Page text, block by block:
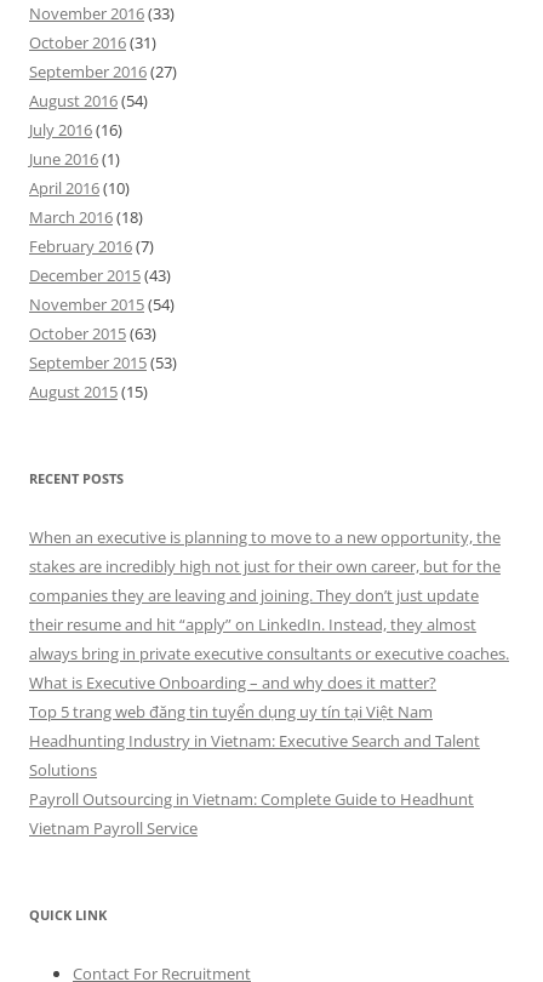
November 2016(33)
October 2016(31)
September 2016(27)
August 2016(54)
July 2016(16)
June 2016(1)
April 2016(10)
March 2016(18)
February 2016(7)
December 2015(43)
November 2015(54)
October 2015(63)
September 2015(53)
August 2015(15)
RECENT POSTS
When an executive is planning to move to a new opportunity, the
stakes are incredibly high not just for their own career, but for the
companies they are leaving and joining. They don’t just update
their resume and hit “apply” on LinkedIn. Instead, they almost
always bring in private executive consultants or executive coaches.
What is Executive Onboarding – and why does it matter?
Top 5 trang web đăng tin tuyển dụng uy tín tại Việt Nam
Headhunting Industry in Vietnam: Executive Search and Talent
Solutions
Payroll Outsourcing in Vietnam: Complete Guide to Headhunt
Vietnam Payroll Service
QUICK LINK
Contact For Recruitment